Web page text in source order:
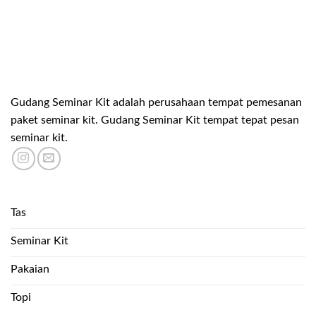
Gudang Seminar Kit adalah perusahaan tempat pemesanan
paket seminar kit. Gudang Seminar Kit tempat tepat pesan
seminar kit.
Tas
Seminar Kit
Pakaian
Topi